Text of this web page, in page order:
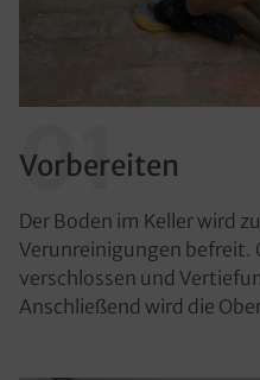
01
Vorbereiten
Der Boden im Keller wird
Verunreinigungen befreit.
verschlossen und
Anschließend wird die